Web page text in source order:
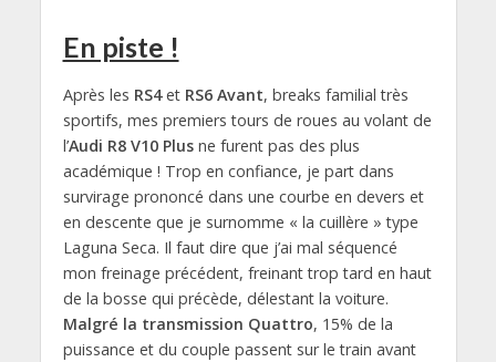
En piste !
Après les RS4et RS6 Avant, breaks familial très
sportifs, mes premiers tours de roues au volant de
l’Audi R8 V10 Plusne furent pas des plus
académique ! Trop en confiance, je part dans
survirage prononcé dans une courbe en devers et
en descente que je surnomme « la cuillère » type
Laguna Seca. Il faut dire que j’ai mal séquencé
mon freinage précédent, freinant trop tard en haut
de la bosse qui précède, délestant la voiture.
Malgré la transmission Quattro, 15% de la
puissance et du couple passent sur le train avant